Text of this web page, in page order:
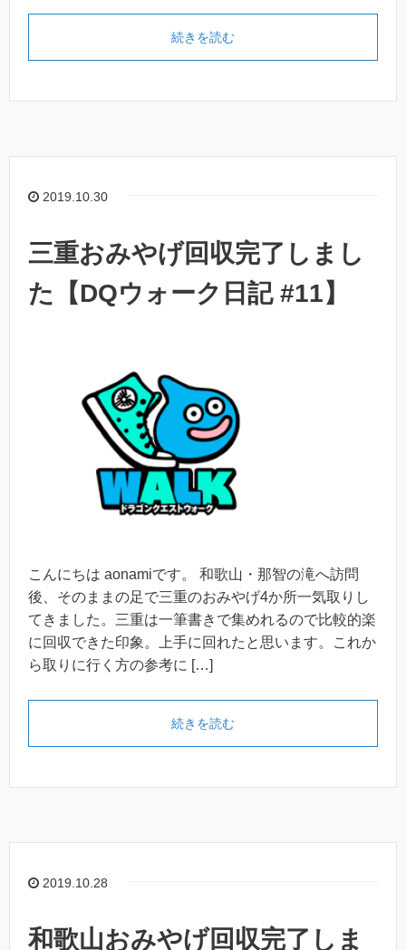
続きを読む
2019.10.30
三重おみやげ回収完了しまし
た【DQウォーク日記 #11】
こんにちは aonamiです。 和歌山・那智の滝へ訪問
後、そのままの足で三重のおみやげ4か所一気取りし
てきました。三重は一筆書きで集めれるので比較的楽
に回収できた印象。上手に回れたと思います。これか
ら取りに行く方の参考に […]
続きを読む
2019.10.28
和歌山おみやげ回収完了しま